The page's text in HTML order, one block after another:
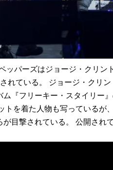
ッパーズはジョージ・クリン
れている。 ジョージ・クリ
『フリーキー・スタイリー
トを着た人物も写っているが
目撃されている。 公開され